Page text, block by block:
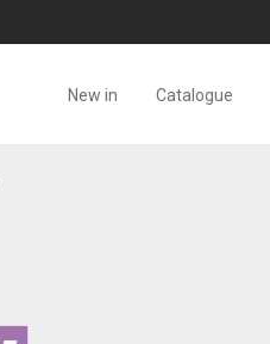
New in Catalogue